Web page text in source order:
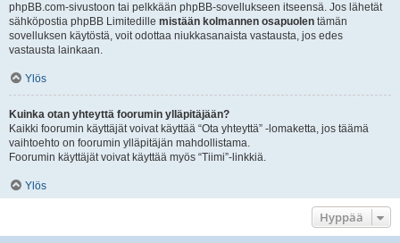
phpBB.com-sivustoon tai pelkkään phpBB-sovellukseen itseensä. Jos lähetät
sähköpostia phpBB Limitedille mistään kolmannen osapuolen tämän
sovelluksen käytöstä, voit odottaa niukkasanaista vastausta, jos edes
vastausta lainkaan.
Ylös
Kuinka otan yhteyttä foorumin ylläpitäjään?
Kaikki foorumin käyttäjät voivat käyttää “Ota yhteyttä” -lomaketta, jos täämä
vaihtoehto on foorumin ylläpitäjän mahdollistama.
Foorumin käyttäjät voivat käyttää myös “Tiimi”-linkkiä.
Ylös
Hyppää